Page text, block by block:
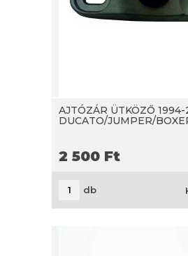
AJTÓZÁR ÜTKÖZŐ 1994-
DUCATO/JUMPER/
2 500 Ft
db